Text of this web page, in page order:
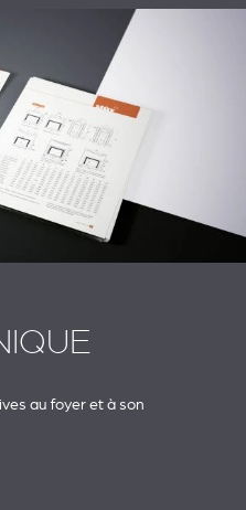
au foyer et à son